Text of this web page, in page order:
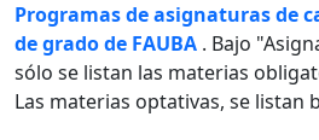
Programas de asignaturas de
de grado de FAUBA . Bajo
sólo se listan las materias
Las materias optativas, se listan